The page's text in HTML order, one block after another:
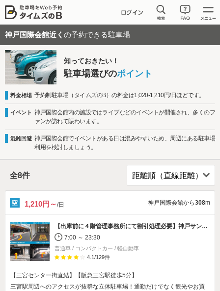
神戸国際会館近く の予約できる駐車場
知っておきたい！
駐車場選びのポイント
料金相場 予約制駐車場（タイムズのB）の料金は1,020-1,210円/日ほどです。
イベント 神戸国際会館内の施設ではライブなどのイベントが開催され、多くのフ
ァンが訪れて賑わいます。
混雑回避 神戸国際会館でイベントがある日は混みやすいため、周辺にある駐車場
利用を検討しましょう。
全8件
1,210円～/日 神戸国際会館から308m
【出庫前に４階管理事務所にて割引処理必要】 神戸サンセンタープラザ駐車場
7:00 ～ 23:30
普通車 / コンパクトカー / 軽自動車
4.1/129件
【三宮センター街直結】【阪急三宮駅徒歩5分】
三宮駅周辺へのアクセスが抜群な立体駐車場！通勤だけでなく観光やお買